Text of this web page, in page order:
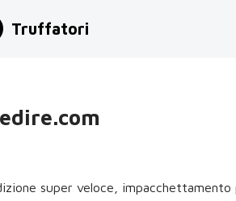
Truffatori
super veloce,